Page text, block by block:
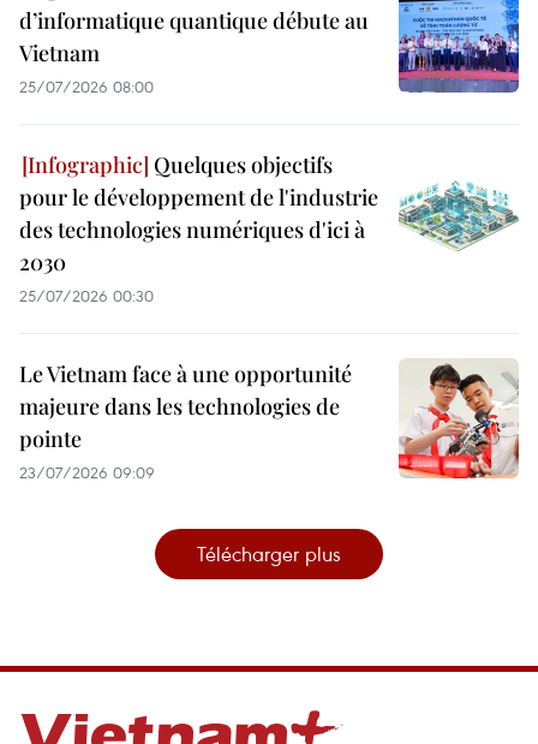
d’informatique quantique débute au
Vietnam
25/07/2026 08:00
Quelques objectifs
pour le développement de l'industrie
des technologies numériques d'ici à
2030
25/07/2026 00:30
Le Vietnam face à une opportunité
majeure dans les technologies de
pointe
23/07/2026 09:09
Télécharger plus